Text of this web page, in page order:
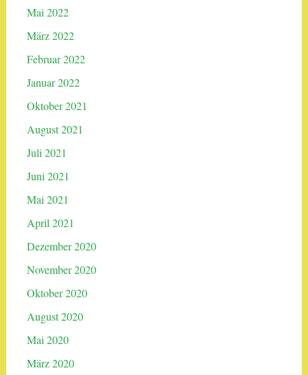
Mai 2022
März 2022
Februar 2022
Januar 2022
Oktober 2021
August 2021
Juli 2021
Juni 2021
Mai 2021
April 2021
Dezember 2020
November 2020
Oktober 2020
August 2020
Mai 2020
März 2020